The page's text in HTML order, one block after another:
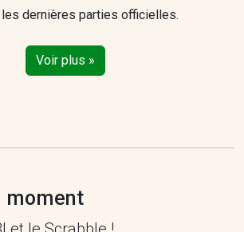
les dernières parties officielles.
Voir plus »
moment